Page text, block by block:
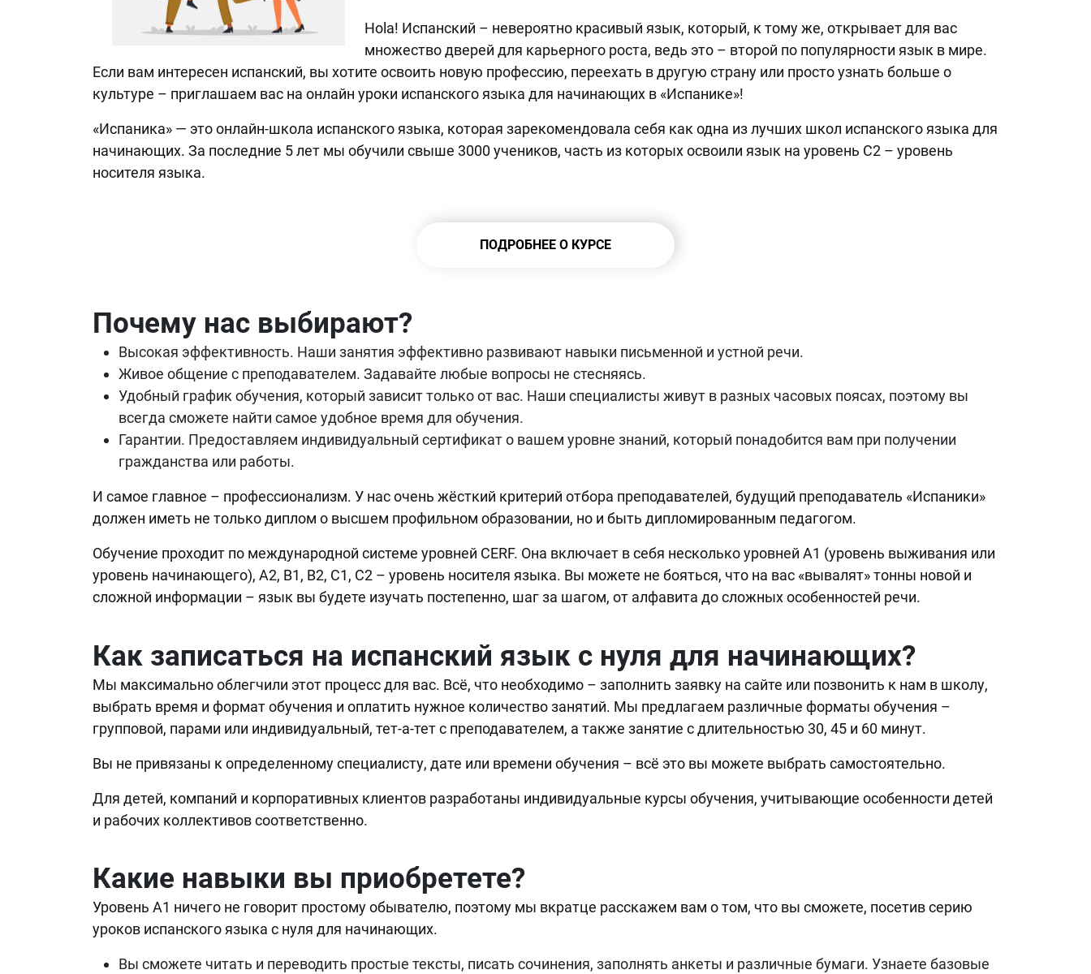
Hola! Испанский – невероятно красивый язык, который, к тому же, открывает для вас
множество дверей для карьерного роста, ведь это – второй по популярности язык в мире.
Если вам интересен испанский, вы хотите освоить новую профессию, переехать в другую страну или просто узнать больше о
культуре – приглашаем вас на онлайн уроки испанского языка для начинающих в «Испанике»!
«Испаника» — это онлайн-школа испанского языка, которая зарекомендовала себя как одна из лучших школ испанского языка для
начинающих. За последние 5 лет мы обучили свыше 3000 учеников, часть из которых освоили язык на уровень С2 – уровень
носителя языка.
ПОДРОБНЕЕ О КУРСЕ
Почему нас выбирают?
Высокая эффективность. Наши занятия эффективно развивают навыки письменной и устной речи.
Живое общение с преподавателем. Задавайте любые вопросы не стесняясь.
Удобный график обучения, который зависит только от вас. Наши специалисты живут в разных часовых поясах, поэтому вы
всегда сможете найти самое удобное время для обучения.
Гарантии. Предоставляем индивидуальный сертификат о вашем уровне знаний, который понадобится вам при получении
гражданства или работы.
И самое главное – профессионализм. У нас очень жёсткий критерий отбора преподавателей, будущий преподаватель «Испаники»
должен иметь не только диплом о высшем профильном образовании, но и быть дипломированным педагогом.
Обучение проходит по международной системе уровней CERF. Она включает в себя несколько уровней А1 (уровень выживания или
уровень начинающего), А2, В1, В2, С1, С2 – уровень носителя языка. Вы можете не бояться, что на вас «вывалят» тонны новой и
сложной информации – язык вы будете изучать постепенно, шаг за шагом, от алфавита до сложных особенностей речи.
Как записаться на испанский язык с нуля для начинающих?
Мы максимально облегчили этот процесс для вас. Всё, что необходимо – заполнить заявку на сайте или позвонить к нам в школу,
выбрать время и формат обучения и оплатить нужное количество занятий. Мы предлагаем различные форматы обучения –
групповой, парами или индивидуальный, тет-а-тет с преподавателем, а также занятие с длительностью 30, 45 и 60 минут.
Вы не привязаны к определенному специалисту, дате или времени обучения – всё это вы можете выбрать самостоятельно.
Для детей, компаний и корпоративных клиентов разработаны индивидуальные курсы обучения, учитывающие особенности детей
и рабочих коллективов соответственно.
Какие навыки вы приобретете?
Уровень А1 ничего не говорит простому обывателю, поэтому мы вкратце расскажем вам о том, что вы сможете, посетив серию
уроков испанского языка с нуля для начинающих.
Вы сможете читать и переводить простые тексты, писать сочинения, заполнять анкеты и различные бумаги. Узнаете базовые